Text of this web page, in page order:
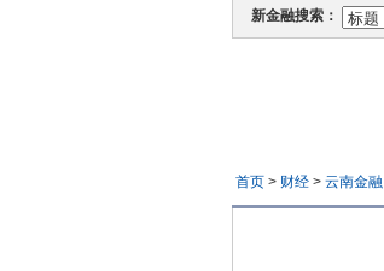
新金融搜索：
首页> 财经> 云南金融